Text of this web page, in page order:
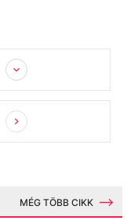
MÉG TÖBB CIKK